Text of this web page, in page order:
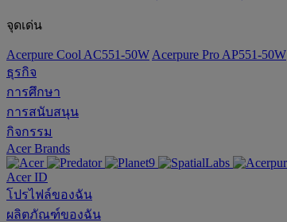
จุดเด่น
Acerpure Cool AC551-50W Acerpure Pro AP551-50W
ธุรกิจ
การศึกษา
การสนับสนุน
กิจกรรม
Acer Brands
Acer ID
โปรไฟล์ของฉัน
ผลิตภัณฑ์ของฉัน